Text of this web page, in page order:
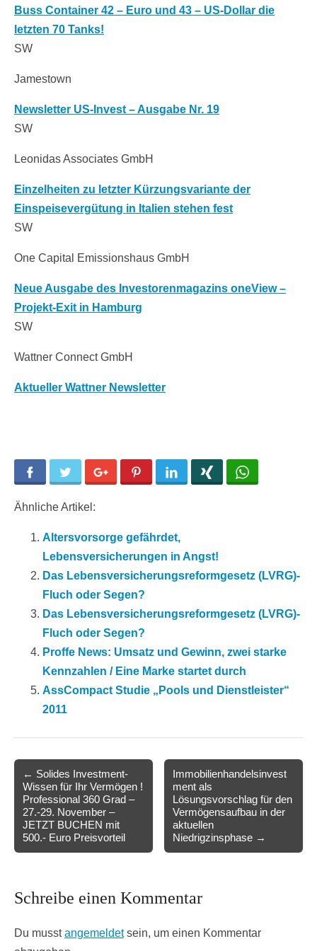
Buss Container 42 – Euro und 43 – US-Dollar die
letzten 70 Tanks!
SW
Jamestown
Newsletter US-Invest – Ausgabe Nr. 19
SW
Leonidas Associates GmbH
Einzelheiten zu letzter Kürzungsvariante der
Einspeisevergütung in Italien stehen fest
SW
One Capital Emissionshaus GmbH
Neue Ausgabe des Investorenmagazins oneView –
Projekt-Exit in Hamburg
SW
Wattner Connect GmbH
Aktueller Wattner Newsletter
Facebook Twitter Google+ Pinterest LinkedIn
Ähnliche Artikel:
Altersvorsorge gefährdet,
Lebensversicherungen in Angst!
Das Lebensversicherungsreformgesetz (LVRG)-
Fluch oder Segen?
Das Lebensversicherungsreformgesetz (LVRG)-
Fluch oder Segen?
Proffe News: Umsatz und Gewinn, zwei starke
Kennzahlen / Eine Marke startet durch
AssCompact Studie „Pools und Dienstleister“
2011
navigation
← Solides Investment-
Wissen für Ihr Vermögen !
Professional 360 Grad –
27.-29. November –
JETZT BUCHEN mit
500.- Euro Preisvorteil
Immobilienhandelsinvest
ment als
Lösungsvorschlag für den
Vermögensaufbau in der
aktuellen
Niedrigzinsphase →
Schreibe einen Kommentar
Du musstangemeldetsein, um einen Kommentar